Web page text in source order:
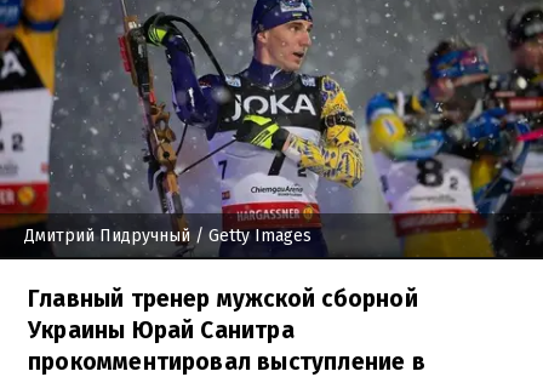
Дмитрий Пидручный / Getty Images
Главный тренер мужской сборной
Украины Юрай Санитра
прокомментировал выступление в